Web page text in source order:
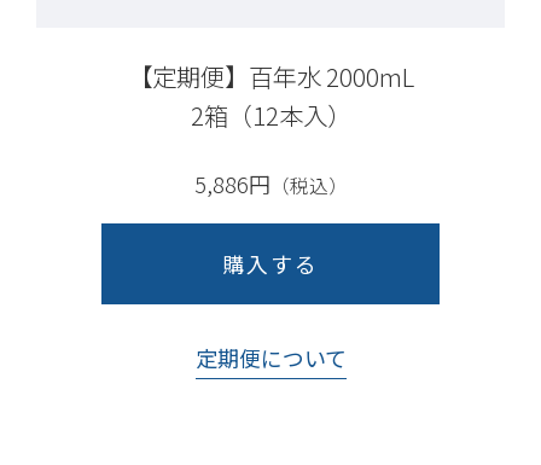
【定期便】百年水 2000mL
2箱（12本入）
5,886円 （税込）
購入する
定期便について